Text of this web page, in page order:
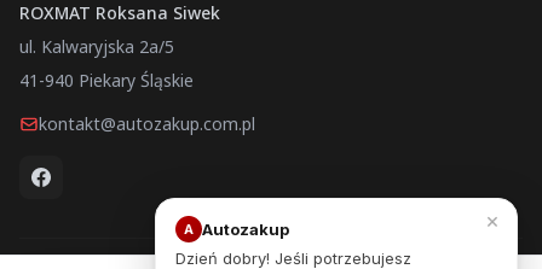
ROXMAT Roksana Siwek
ul. Kalwaryjska 2a/5
41-940 Piekary Śląskie
kontakt@autozakup.com.pl
×
A Autozakup
Dzień dobry! Jeśli potrzebujesz